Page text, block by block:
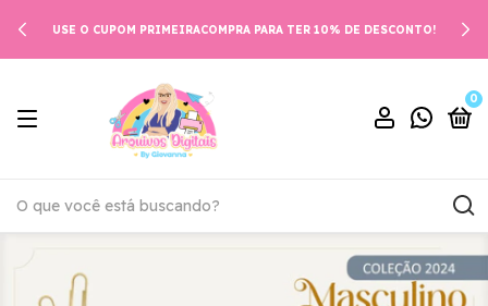
DE DESCONTO! DOWNLOAD AUTOMÁTICO APÓS
0